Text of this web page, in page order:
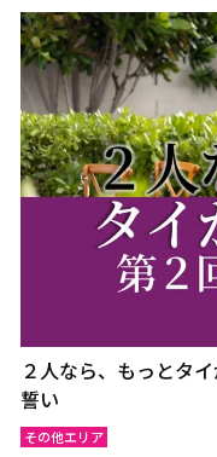
２人なら、もっとタ
誓い
その他エリア